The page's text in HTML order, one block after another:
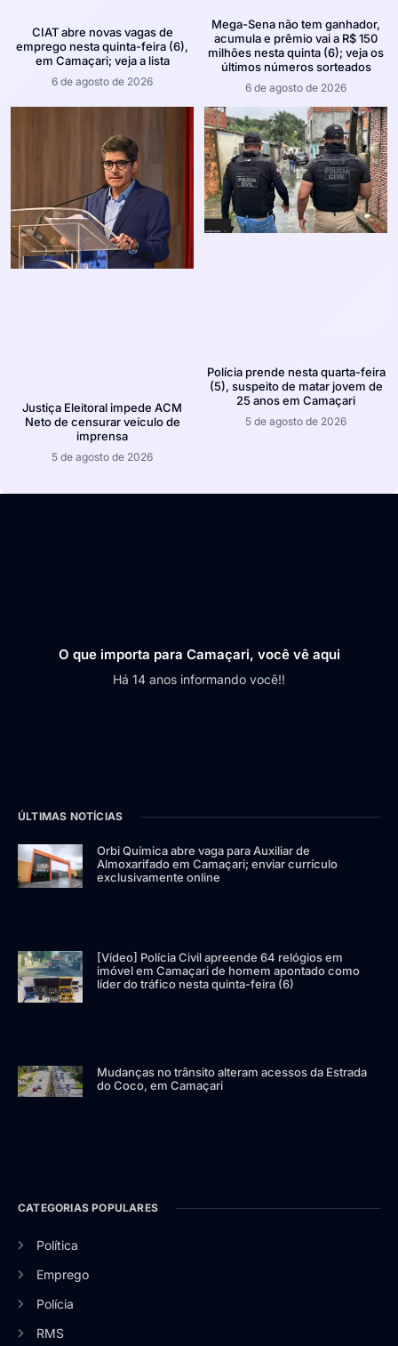
CIAT abre novas vagas de
emprego nesta quinta-feira (6),
em Camaçari; veja a lista
6 de agosto de 2026
Mega-Sena não tem ganhador,
acumula e prêmio vai a R$ 150
milhões nesta quinta (6); veja os
últimos números sorteados
6 de agosto de 2026
Justiça Eleitoral impede ACM
Neto de censurar veículo de
imprensa
5 de agosto de 2026
Polícia prende nesta quarta-feira
(5), suspeito de matar jovem de
25 anos em Camaçari
5 de agosto de 2026
O que importa para Camaçari, você vê aqui
Há 14 anos informando você!!
ÚLTIMAS NOTÍCIAS
Orbi Química abre vaga para Auxiliar de
Almoxarifado em Camaçari; enviar currículo
exclusivamente online
[Vídeo] Polícia Civil apreende 64 relógios em
imóvel em Camaçari de homem apontado como
líder do tráfico nesta quinta-feira (6)
Mudanças no trânsito alteram acessos da Estrada
do Coco, em Camaçari
CATEGORIAS POPULARES
Política
Emprego
Polícia
RMS